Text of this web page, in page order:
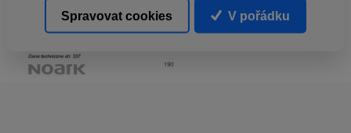
Spravovat cookies V pořádku